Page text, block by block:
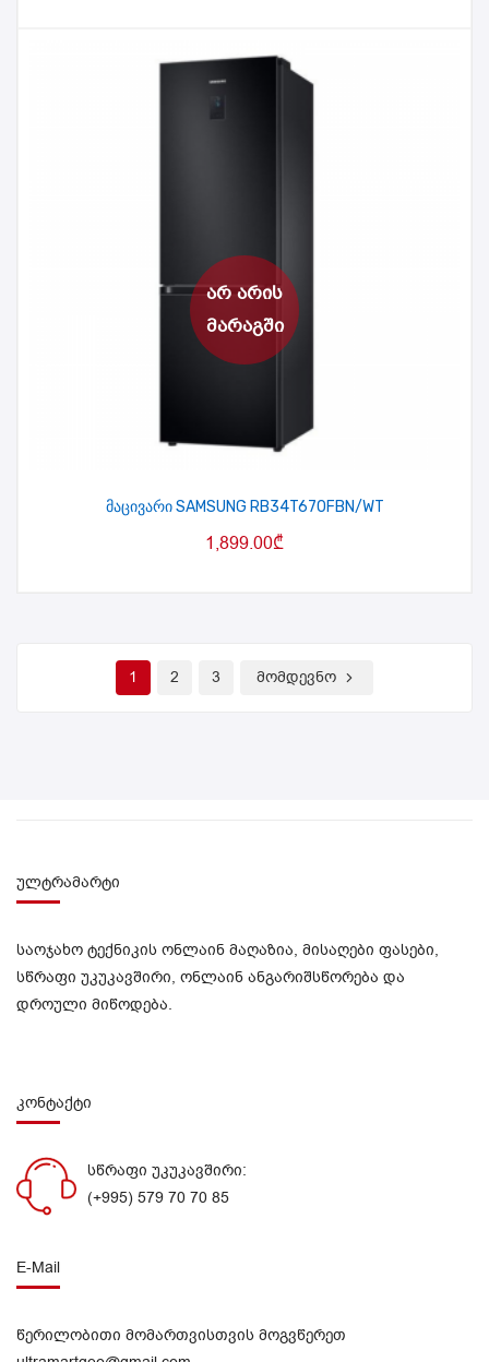
მაცივარი SAMSUNG RB34T670FBN/WT
1,899.00₾
1 2 3 მომდევნო
ულტრამარტი
საოჯახო ტექნიკის ონლაინ მაღაზია, მისაღები ფასები,
სწრაფი უკუკავშირი, ონლაინ ანგარიშსწორება და
დროული მიწოდება.
კონტაქტი
სწრაფი უკუკავშირი:
(+995) 579 70 70 85
E-Mail
წერილობითი მომართვისთვის მოგვწერეთ